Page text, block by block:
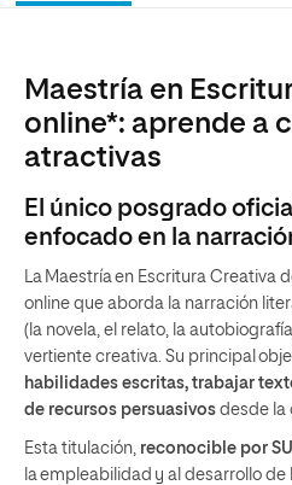
Maestría en
online*: aprende a
atractivas
El único posgrado
enfocado en la
La Maestría en Escritura Creativa
online que aborda la narración
(la novela, el relato, la
vertiente creativa. Su principal
habilidades escritas, trabajar
de recursos persuasivos desde la
Esta titulación, reconocible por
la empleabilidad y al desarrollo de